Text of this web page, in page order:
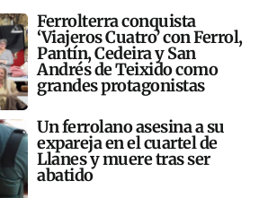
Ferrolterra conquista
‘Viajeros Cuatro’ con Ferrol,
Pantín, Cedeira y San
Andrés de Teixido como
grandes protagonistas
Un ferrolano asesina a su
expareja en el cuartel de
Llanes y muere tras ser
abatido